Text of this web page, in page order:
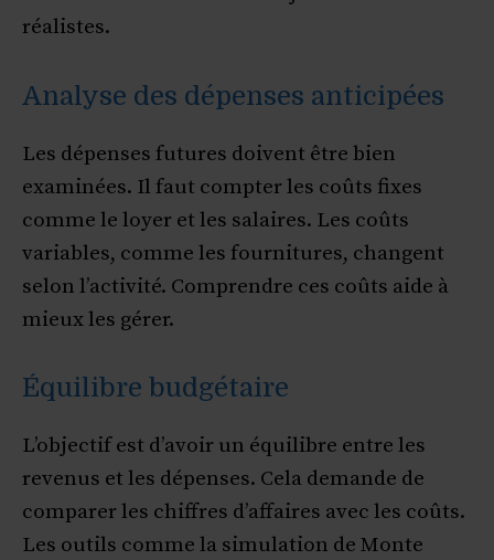
réalistes.
Analyse des dépenses anticipées
Les dépenses futures doivent être bien
examinées. Il faut compter les coûts fixes
comme le loyer et les salaires. Les coûts
variables, comme les fournitures, changent
selon l’activité. Comprendre ces coûts aide à
mieux les gérer.
Équilibre budgétaire
L’objectif est d’avoir un équilibre entre les
revenus et les dépenses. Cela demande de
comparer les chiffres d’affaires avec les coûts.
Les outils comme la simulation de Monte